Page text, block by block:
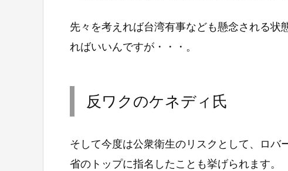
先々を考えれば台湾有事なども懸念される
ればいいんですが・・・。
反ワクのケネディ氏
そして今度は公衆衛生のリスクとして、ロバ
省のトップに指名したことも挙げられます。